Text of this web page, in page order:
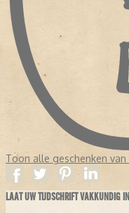
Toon alle geschenken van
LAAT UW TIJDSCHRIFT VAKKUNDIG